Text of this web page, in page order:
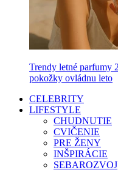
Trendy letné parfumy
pokožky ovládnu leto
CELEBRITY
LIFESTYLE
CHUDNUTIE
CVIČENIE
PRE ŽENY
INŠPIRÁCIE
SEBAROZVOJ